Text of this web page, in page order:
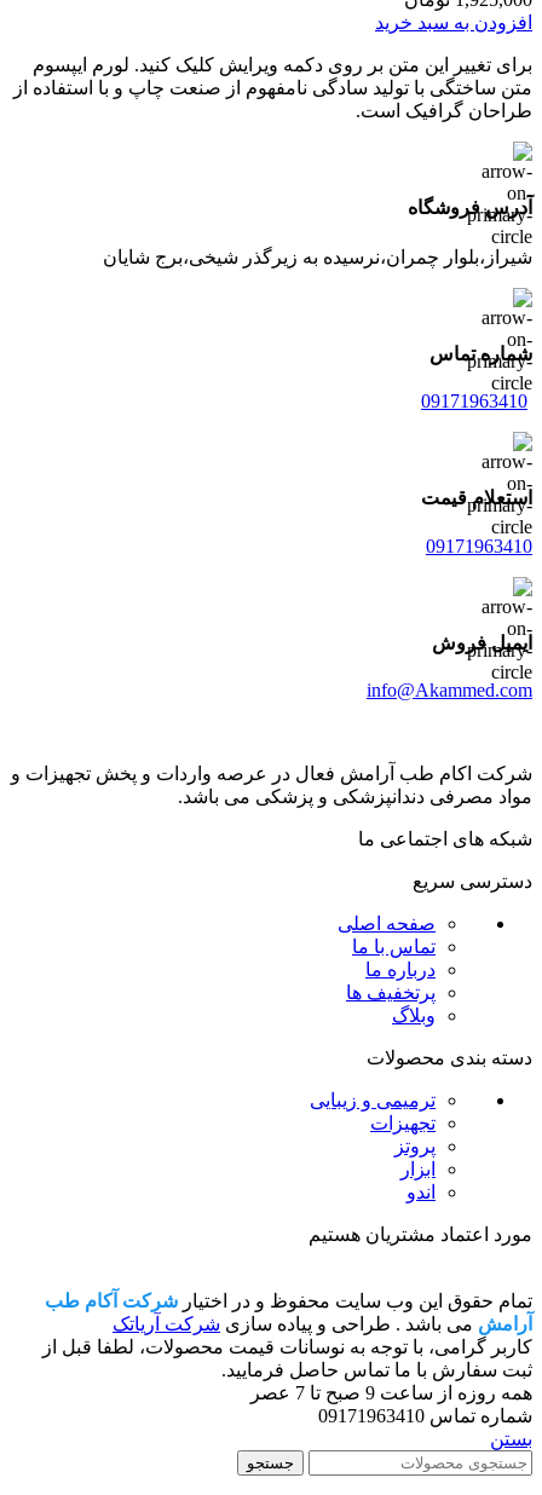
افزودن به سبد خرید
برای تغییر این متن بر روی دکمه ویرایش کلیک کنید. لورم ایپسوم
متن ساختگی با تولید سادگی نامفهوم از صنعت چاپ و با استفاده از
طراحان گرافیک است.
آدرس فروشگاه
شیراز،بلوار چمران،نرسیده به زیرگذر شیخی،برج شایان
شماره تماس
09171963410
استعلام قیمت
09171963410
ایمیل فروش
info@Akammed.com
شرکت اکام طب آرامش فعال در عرصه واردات و پخش تجھیزات و
مواد مصرفی دندانپزشکی و پزشکی می باشد.
شبکه های اجتماعی ما
دسترسی سریع
صفحه اصلی
تماس با ما
درباره ما
پرتخفیف ها
وبلاگ
دسته بندی محصولات
ترمیمی و زیبایی
تجهیزات
پروتز
ابزار
اندو
مورد اعتماد مشتریان هستیم
تمام حقوق این وب سایت محفوظ و در اختیار شرکت آکام طب
آرامش می باشد . طراحی و پیاده سازی شرکت آریاتک
کاربر گرامی، با توجه به نوسانات قیمت محصولات، لطفا قبل از
ثبت سفارش با ما تماس حاصل فرمایید.
همه روزه از ساعت 9 صبح تا 7 عصر
شماره تماس 09171963410
بستن
جستجو